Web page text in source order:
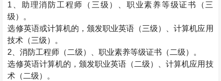
1 、助理消防工程师（三级）、职业素养等级证书（三
级）。
选修英语或计算机的，颁发职业英语（三级）、计算机应用
技术（三级）。
2 、消防工程师（二级）、职业素养等级证书（二级）。
选修英语计算机的，颁发职业英语（二级）、计算机应用技
术（二级）。